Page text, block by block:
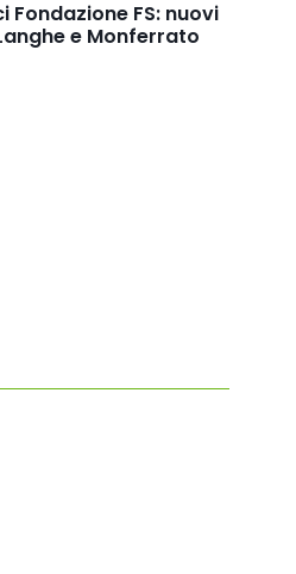
Fondazione FS: nuovi
e Monferrato